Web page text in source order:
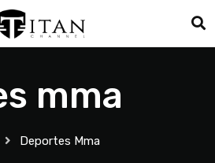
mma
Deportes Mma